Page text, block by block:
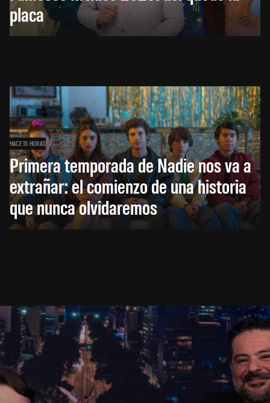
placa
HACE 15 HORAS
Primera temporada de Nadie nos va a
extrañar: el comienzo de una historia
que nunca olvidaremos